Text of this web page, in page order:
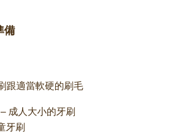
備
跟適當軟硬的刷毛
– 成人大小的牙刷
牙刷